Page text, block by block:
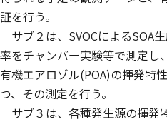
証を行う。
サブ２は、SVOCによるSOA
率をチャンバー実験等で測定し
有機エアロゾル(POA)の揮発特
つ、その測定を行う。
サブ３は、各種発生源の揮発